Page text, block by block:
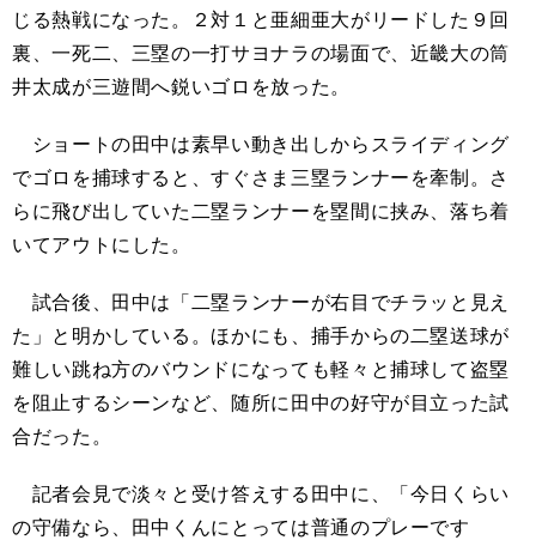
じる熱戦になった。２対１と亜細亜大がリードした９回
裏、一死二、三塁の一打サヨナラの場面で、近畿大の筒
井太成が三遊間へ鋭いゴロを放った。
ショートの田中は素早い動き出しからスライディング
でゴロを捕球すると、すぐさま三塁ランナーを牽制。さ
らに飛び出していた二塁ランナーを塁間に挟み、落ち着
いてアウトにした。
試合後、田中は「二塁ランナーが右目でチラッと見え
た」と明かしている。ほかにも、捕手からの二塁送球が
難しい跳ね方のバウンドになっても軽々と捕球して盗塁
を阻止するシーンなど、随所に田中の好守が目立った試
合だった。
記者会見で淡々と受け答えする田中に、「今日くらい
の守備なら、田中くんにとっては普通のプレーです